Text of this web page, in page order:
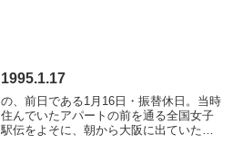
1995.1.17
の、前日である1月16日・振替休日。当時
住んでいたアパートの前を通る全国女子
駅伝をよそに、朝から大阪に出ていた。